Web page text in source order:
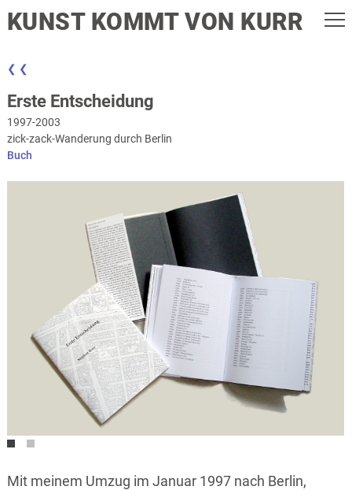
KUNST KOMMT VON KURR
❮ ❮
Erste Entscheidung
1997-2003
zick-zack-Wanderung durch Berlin
Buch
Mit meinem Umzug im Januar 1997 nach Berlin,